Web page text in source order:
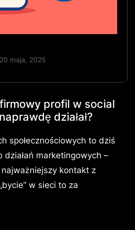
20 maja, 2025
profil w social
działał?
społecznościowych to dziś
marketingowych –
kontakt z
w sieci to za